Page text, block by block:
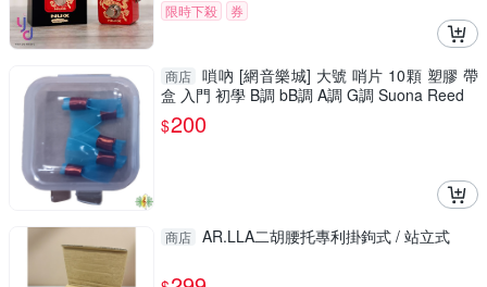
限時下殺
券
商店 嗩吶 [網音樂城] 大號 哨片 10顆 塑膠 帶
盒 入門 初學 B調 bB調 A調 G調 Suona Reed
$200
商店 AR.LLA二胡腰托專利掛鉤式 / 站立式